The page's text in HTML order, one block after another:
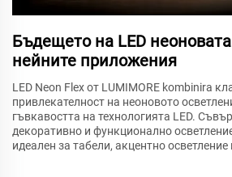
Бъдещето на LED
нейните приложения
LED Neon Flex от LUMIMORE kombinira
привлекателност на неоновото
гъвкавостта на технологията LED.
декоративно и функционално
идеален за табели, акцентно осветление